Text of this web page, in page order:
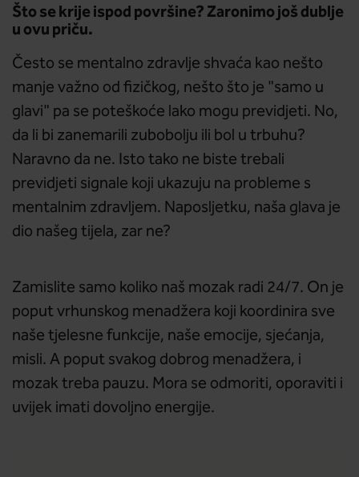
Što se krije ispod površine? Zaronimo još dublje
u ovu priču.
Često se mentalno zdravlje shvaća kao nešto
manje važno od fizičkog, nešto što je "samo u
glavi" pa se poteškoće lako mogu previdjeti. No,
da li bi zanemarili zubobolju ili bol u trbuhu?
Naravno da ne. Isto tako ne biste trebali
previdjeti signale koji ukazuju na probleme s
mentalnim zdravljem. Naposljetku, naša glava je
dio našeg tijela, zar ne?
Zamislite samo koliko naš mozak radi 24/7. On je
poput vrhunskog menadžera koji koordinira sve
naše tjelesne funkcije, naše emocije, sjećanja,
misli. A poput svakog dobrog menadžera, i
mozak treba pauzu. Mora se odmoriti, oporaviti i
uvijek imati dovoljno energije.